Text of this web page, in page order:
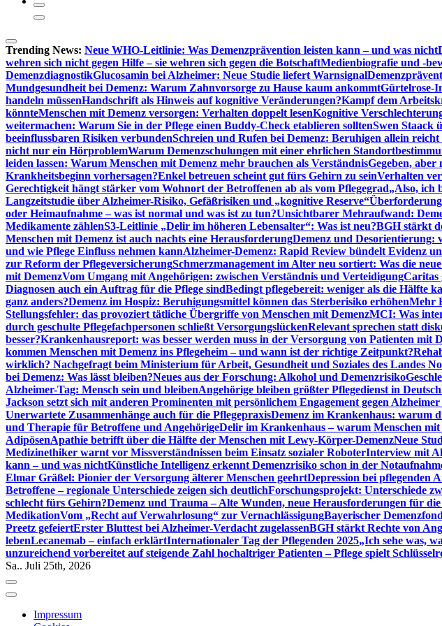
Trending News: Neue WHO-Leitlinie: Was Demenzprävention leisten kann – und was nicht
wehren sich nicht gegen Hilfe – sie wehren sich gegen die BotschaftMedienbiografie und -
DemenzdiagnostikGlucosamin bei Alzheimer: Neue Studie liefert Warnsignal
Mundgesundheit bei Demenz: Warum Zahnvorsorge zu Hause kaum ankommtGürtelrose-
handeln müssenHandschrift als Hinweis auf kognitive Veränderungen?Kampf dem
könnteMenschen mit Demenz versorgen: Verhalten doppelt lesenKognitive
weitermachen: Warum Sie in der Pflege einen Buddy-Check etablieren solltenSwen Staack
beeinflussbaren Risiken verbundenSchreien und Rufen bei Demenz: Beruhigen allein
nicht nur ein HörproblemWarum Demenzschulungen mit einer ehrlichen
leiden lassen: Warum Menschen mit Demenz mehr brauchen als VerständnisGegeben,
Krankheitsbeginn vorhersagen?Enkel betreuen scheint gut fürs Gehirn zu seinVerhalten
Gerechtigkeit hängt stärker vom Wohnort der Betroffenen ab als vom Pflegegrad„Also, ich
Langzeitstudie über Alzheimer-Risiko, Gefäßrisiken und „kognitive Reserve“Überforderung
oder Heimaufnahme – was ist normal und was ist zu tun?Unsichtbarer Mehraufwand:
Medikamente zählenS3-Leitlinie „Delir im höheren Lebensalter“: Was ist neu?BGH stärkt
Menschen mit Demenz ist auch nachts eine HerausforderungDemenz und Desorientierung:
und wie Pflege Einfluss nehmen kannAlzheimer-Demenz: Rapid Review bündelt Evidenz
zur Reform der PflegeversicherungSchmerzmanagement im Alter neu sortiert: Was die
mit DemenzVom Umgang mit Angehörigen: zwischen Verständnis und VerteidigungCaritas
Diagnosen auch ein Auftrag für die Pflege sindBedingt pflegebereit: weniger als die Hälfte
ganz anders?Demenz im Hospiz: Beruhigungsmittel können das Sterberisiko erhöhenMehr
Stellungsfehler: das provoziert tätliche Übergriffe von Menschen mit DemenzMCI: Was
durch geschulte Pflegefachpersonen schließt VersorgungslückenRelevant sprechen statt
besser?Krankenhausreport: was besser werden muss in der Versorgung von Patienten mit
kommen Menschen mit Demenz ins Pflegeheim – und wann ist der richtige Zeitpunkt?
wirklich? Nachgefragt beim Ministerium für Arbeit, Gesundheit und Soziales des Landes
bei Demenz: Was lässt bleiben?Neues aus der Forschung: Alkohol und Demenzrisiko
Alzheimer-Tag: Mensch sein und bleibenAngehörige bleiben größter Pflegedienst in
Jackson setzt sich mit anderen Prominenten mit persönlichem Engagement gegen Alzheimer
Unerwartete Zusammenhänge auch für die PflegepraxisDemenz im Krankenhaus: warum
und Therapie für Betroffene und AngehörigeDelir im Krankenhaus – warum Menschen mit
AdipösenApathie betrifft über die Hälfte der Menschen mit Lewy-Körper-DemenzNeue
Medizinethiker warnt vor Missverständnissen beim Einsatz sozialer RoboterInterview mit
kann – und was nichtKünstliche Intelligenz erkennt Demenzrisiko schon in der
Elmar Gräßel: Pionier der Versorgung älterer Menschen geehrtDepression bei pflegenden
Betroffene – regionale Unterschiede zeigen sich deutlichForschungsprojekt: Unterschiede
schlecht fürs Gehirn?Demenz und Trauma – Alte Wunden, neue Herausforderungen für die
MedikationVom „Recht auf Verwahrlosung“ zur VernachlässigungBayerischer
Preetz gefeiertErster Bluttest bei Alzheimer-Verdacht zugelassenBGH stärkt Rechte von
lebenLecanemab – einfach erklärtInternationaler Tag der Pflegenden 2025„Ich sehe was,
unzureichend vorbereitet auf steigende Zahl hochaltriger Patienten – Pflege spielt
Sa.. Juli 25th, 2026
Impressum